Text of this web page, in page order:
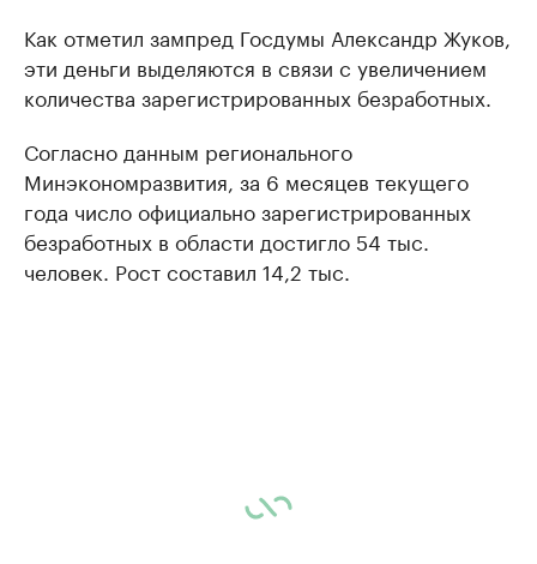
Как отметил зампред Госдумы Александр Жуков,
эти деньги выделяются в связи с увеличением
количества зарегистрированных безработных.
Согласно данным регионального
Минэкономразвития, за 6 месяцев текущего
года число официально зарегистрированных
безработных в области достигло 54 тыс.
человек. Рост составил 14,2 тыс.